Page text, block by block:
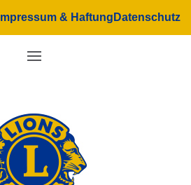
Impressum & Haftung Datenschutz